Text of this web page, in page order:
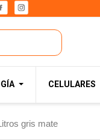
CELULARES
gris mate